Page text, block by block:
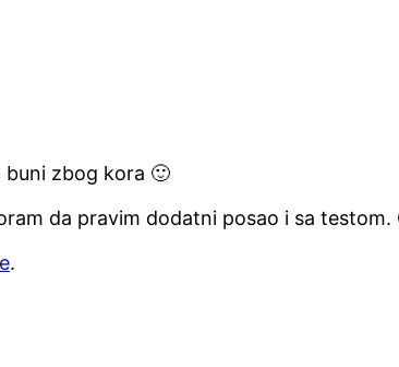
buni zbog kora 🙂
da pravim dodatni posao i sa
.